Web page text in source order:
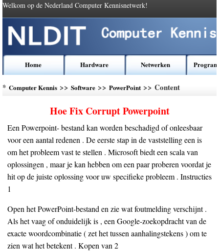
Welkom op de Nederland Computer Kennisnetwerk!
Home Hardware Netwerken
* Computer Kennis >> Software >> PowerPoint>> Content
Hoe Fix Corrupt Powerpoint
Een Powerpoint- bestand kan worden beschadigd of onleesbaar
voor een aantal redenen . De eerste stap in de vaststelling een is
om het probleem vast te stellen . Microsoft biedt een scala van
oplossingen , maar je kan hebben om een paar proberen voordat je
hit op de juiste oplossing voor uw specifieke probleem . Instructies
1
Open het PowerPoint-bestand en zie wat foutmelding verschijnt .
Als het vaag of onduidelijk is , een Google-zoekopdracht van de
exacte woordcombinatie ( zet het tussen aanhalingstekens ) om te
zien wat het betekent . Kopen van 2